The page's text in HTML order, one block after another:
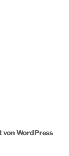
WordPress